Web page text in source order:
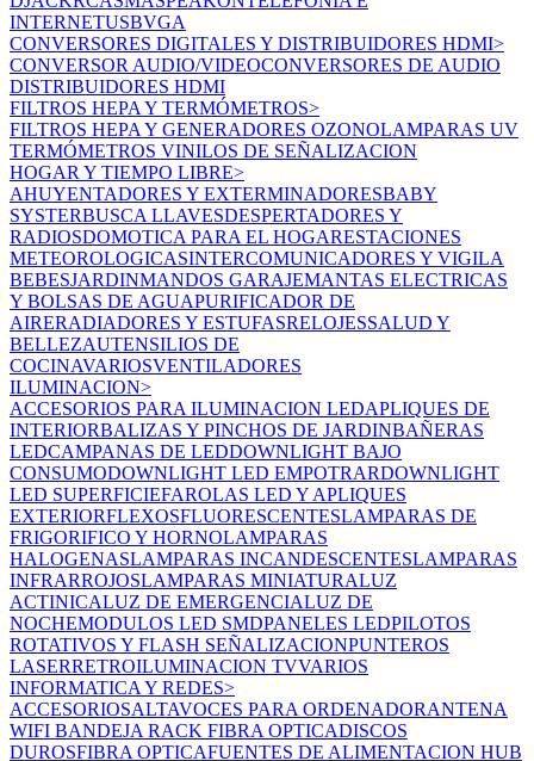
INTERNETUSBVGA
CONVERSORES DIGITALES Y DISTRIBUIDORES HDMI>
CONVERSOR AUDIO/VIDEOCONVERSORES DE AUDIO
DISTRIBUIDORES HDMI
FILTROS HEPA Y TERMÓMETROS>
FILTROS HEPA Y GENERADORES OZONOLAMPARAS UV
TERMÓMETROS VINILOS DE SEÑALIZACION
HOGAR Y TIEMPO LIBRE>
AHUYENTADORES Y EXTERMINADORESBABY
SYSTERBUSCA LLAVESDESPERTADORES Y
RADIOSDOMOTICA PARA EL HOGARESTACIONES
METEOROLOGICASINTERCOMUNICADORES Y VIGILA
BEBESJARDINMANDOS GARAJEMANTAS ELECTRICAS
Y BOLSAS DE AGUAPURIFICADOR DE
AIRERADIADORES Y ESTUFASRELOJESSALUD Y
BELLEZAUTENSILIOS DE
COCINAVARIOSVENTILADORES
ILUMINACION>
ACCESORIOS PARA ILUMINACION LEDAPLIQUES DE
INTERIORBALIZAS Y PINCHOS DE JARDINBAÑERAS
LEDCAMPANAS DE LEDDOWNLIGHT BAJO
CONSUMODOWNLIGHT LED EMPOTRARDOWNLIGHT
LED SUPERFICIEFAROLAS LED Y APLIQUES
EXTERIORFLEXOSFLUORESCENTESLAMPARAS DE
FRIGORIFICO Y HORNOLAMPARAS
HALOGENASLAMPARAS INCANDESCENTESLAMPARAS
INFRARROJOSLAMPARAS MINIATURALUZ
ACTINICALUZ DE EMERGENCIALUZ DE
NOCHEMODULOS LED SMDPANELES LEDPILOTOS
ROTATIVOS Y FLASH SEÑALIZACIONPUNTEROS
LASERRETROILUMINACION TVVARIOS
INFORMATICA Y REDES>
ACCESORIOSALTAVOCES PARA ORDENADORANTENA
WIFI BANDEJA RACK FIBRA OPTICADISCOS
DUROSFIBRA OPTICAFUENTES DE ALIMENTACION HUB